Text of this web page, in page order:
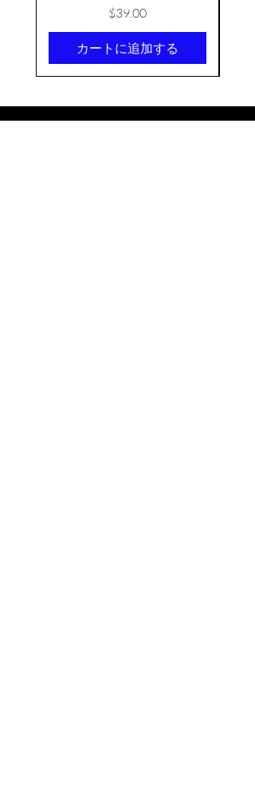
価格
$39.00
カートに追加する
TAMAASAHI ECHOES JUNMAI
SHUBOSHIBORI